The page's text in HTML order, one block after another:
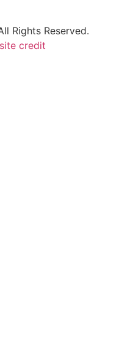
Rights Reserved.
credit